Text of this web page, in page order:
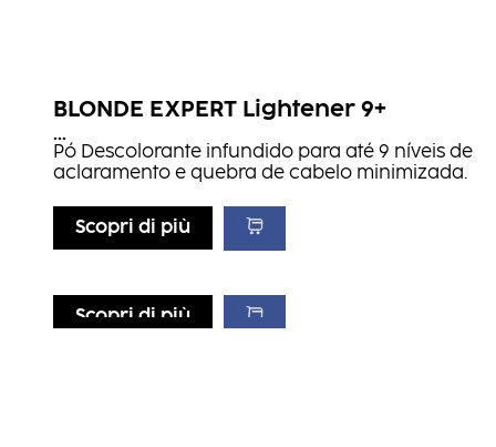
BLONDE EXPERT Lightener 9+
...
Pó Descolorante infundido para até 9 níveis de
aclaramento e quebra de cabelo minimizada.
Scopri di più
Scopri di più